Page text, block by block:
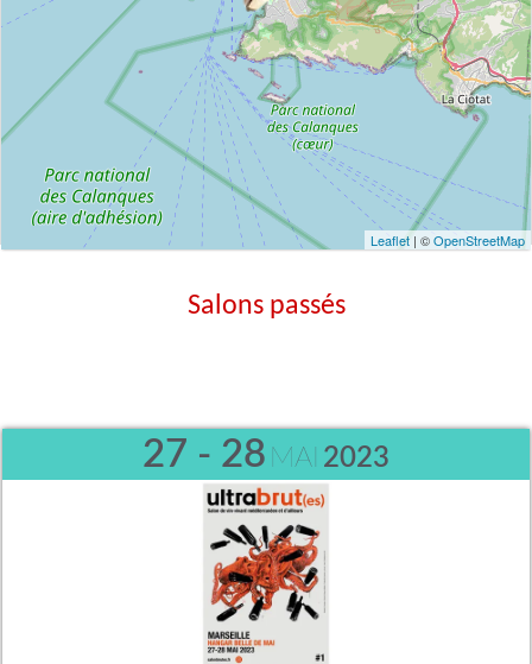
Leaflet | ©OpenStreetMap
Salons passés
27 - 28 MAI 2023